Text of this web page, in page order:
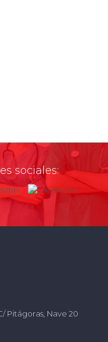
sociales:
Pitágoras, Nave 20